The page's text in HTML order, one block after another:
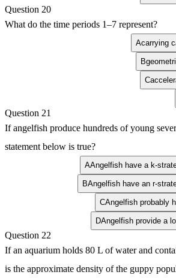
Question 20
What do the time periods 1–7 represent?
A
B
C
Question 21
If angelfish produce hundreds of young
statement below is true?
AAngelfish have a k-
BAngelfish have an r-
CAngelfish probably
DAngelfish provide a
Question 22
If an aquarium holds 80 L of water and
is the approximate density of the guppy